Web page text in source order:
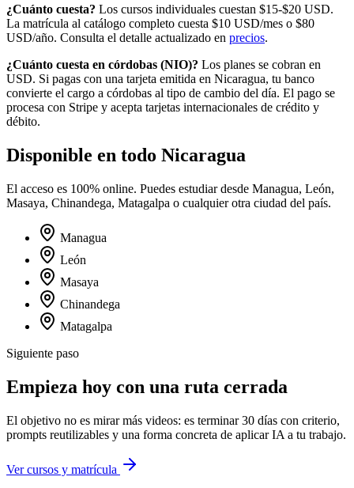
¿Cuánto cuesta? Los cursos individuales cuestan $15-$20 USD.
La matrícula al catálogo completo cuesta $10 USD/mes o $80
USD/año. Consulta el detalle actualizado en precios.
¿Cuánto cuesta en córdobas (NIO)? Los planes se cobran en
USD. Si pagas con una tarjeta emitida en Nicaragua, tu banco
convierte el cargo a córdobas al tipo de cambio del día. El pago se
procesa con Stripe y acepta tarjetas internacionales de crédito y
débito.
Disponible en todo Nicaragua
El acceso es 100% online. Puedes estudiar desde Managua, León,
Masaya, Chinandega, Matagalpa o cualquier otra ciudad del país.
Managua
León
Masaya
Chinandega
Matagalpa
Siguiente paso
Empieza hoy con una ruta cerrada
El objetivo no es mirar más videos: es terminar 30 días con criterio,
prompts reutilizables y una forma concreta de aplicar IA a tu trabajo.
Ver cursos y matrícula